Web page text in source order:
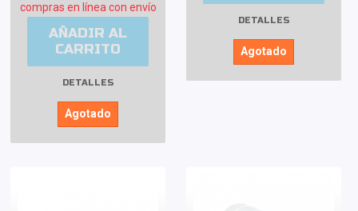
compras en línea con envío
AÑADIR AL
CARRITO
DETALLES
Agotado
DETALLES
Agotado